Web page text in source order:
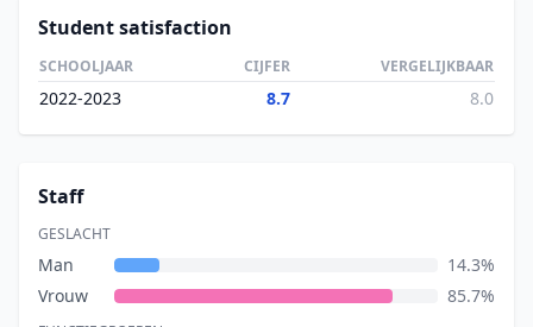
Student satisfaction
SCHOOLJAAR CIJFER VERGELIJKBAAR
2022-2023 8.7 8.0
Staff
GESLACHT
Man
14.3%
Vrouw
85.7%